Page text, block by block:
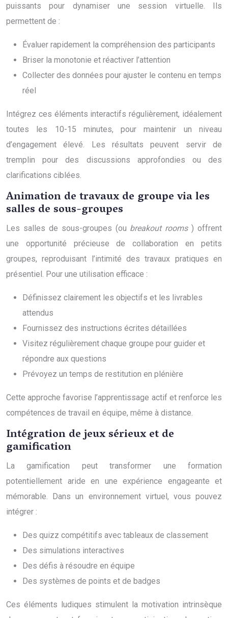
puissants pour dynamiser une session virtuelle. Ils
permettent de :
Évaluer rapidement la compréhension des participants
Briser la monotonie et réactiver l’attention
Collecter des données pour ajuster le contenu en temps
réel
Intégrez ces éléments interactifs régulièrement, idéalement
toutes les 10-15 minutes, pour maintenir un niveau
d’engagement élevé. Les résultats peuvent servir de
tremplin pour des discussions approfondies ou des
clarifications ciblées.
Animation de travaux de groupe via les
salles de sous-groupes
Les salles de sous-groupes (ou breakout rooms) offrent
une opportunité précieuse de collaboration en petits
groupes, reproduisant l’intimité des travaux pratiques en
présentiel. Pour une utilisation efficace :
Définissez clairement les objectifs et les livrables
attendus
Fournissez des instructions écrites détaillées
Visitez régulièrement chaque groupe pour guider et
répondre aux questions
Prévoyez un temps de restitution en plénière
Cette approche favorise l’apprentissage actif et renforce les
compétences de travail en équipe, même à distance.
Intégration de jeux sérieux et de
gamification
La gamification peut transformer une formation
potentiellement aride en une expérience engageante et
mémorable. Dans un environnement virtuel, vous pouvez
intégrer :
Des quizz compétitifs avec tableaux de classement
Des simulations interactives
Des défis à résoudre en équipe
Des systèmes de points et de badges
Ces éléments ludiques stimulent la motivation intrinsèque